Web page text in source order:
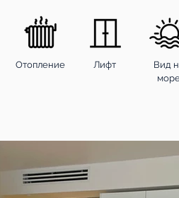
Отопление Лифт
Вид